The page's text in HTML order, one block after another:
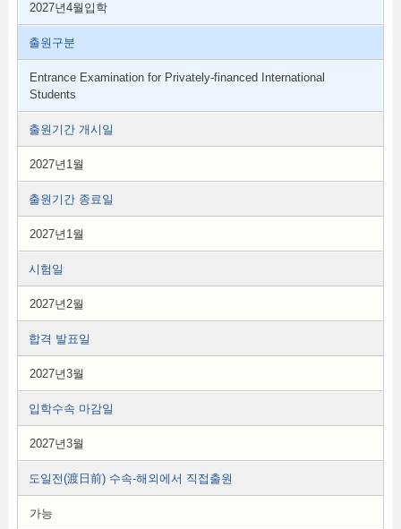
2027년4월입학
출원구분
Entrance Examination for Privately-financed International
Students
출원기간 개시일
2027년1월
출원기간 종료일
2027년1월
시험일
2027년2월
합격 발표일
2027년3월
입학수속 마감일
2027년3월
도일전(渡日前) 수속-해외에서 직접출원
가능